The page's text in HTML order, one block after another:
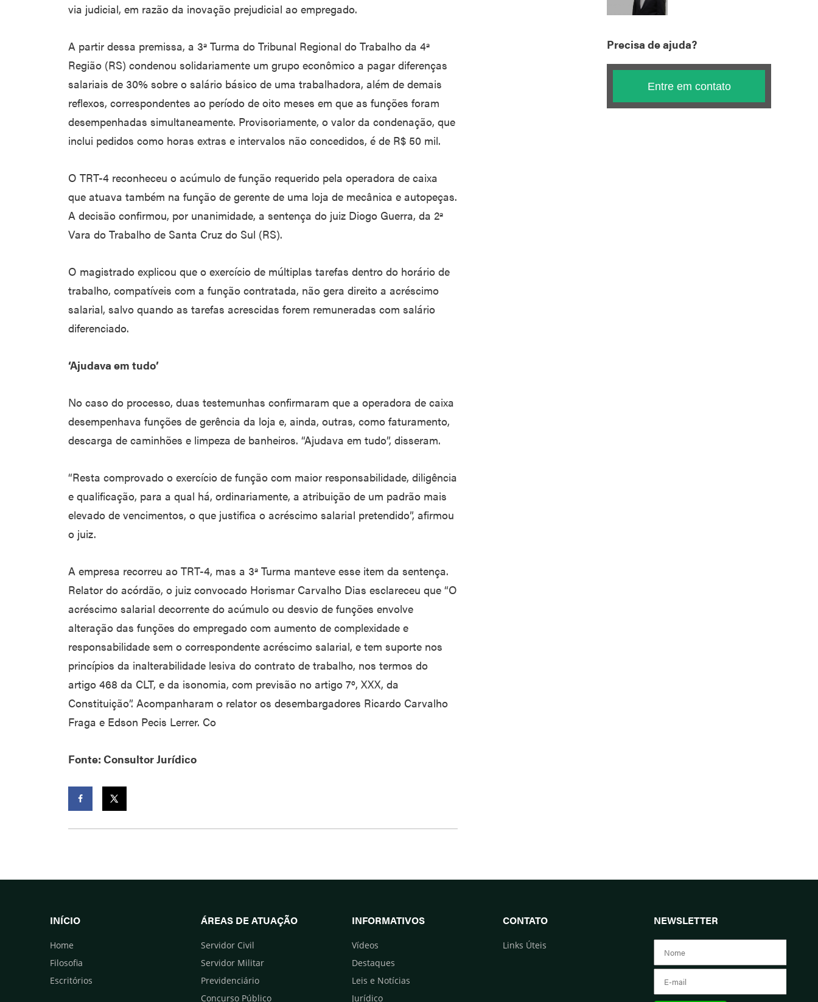
via judicial, em razão da inovação prejudicial ao empregado.
A partir dessa premissa, a 3ª Turma do Tribunal Regional do Trabalho da 4ª
Região (RS) condenou solidariamente um grupo econômico a pagar diferenças
salariais de 30% sobre o salário básico de uma trabalhadora, além de demais
reflexos, correspondentes ao período de oito meses em que as funções foram
desempenhadas simultaneamente. Provisoriamente, o valor da condenação, que
inclui pedidos como horas extras e intervalos não concedidos, é de R$ 50 mil.
O TRT-4 reconheceu o acúmulo de função requerido pela operadora de caixa
que atuava também na função de gerente de uma loja de mecânica e autopeças.
A decisão confirmou, por unanimidade, a sentença do juiz Diogo Guerra, da 2ª
Vara do Trabalho de Santa Cruz do Sul (RS).
O magistrado explicou que o exercício de múltiplas tarefas dentro do horário de
trabalho, compatíveis com a função contratada, não gera direito a acréscimo
salarial, salvo quando as tarefas acrescidas forem remuneradas com salário
diferenciado.
‘Ajudava em tudo’
No caso do processo, duas testemunhas confirmaram que a operadora de caixa
desempenhava funções de gerência da loja e, ainda, outras, como faturamento,
descarga de caminhões e limpeza de banheiros. “Ajudava em tudo”, disseram.
“Resta comprovado o exercício de função com maior responsabilidade, diligência
e qualificação, para a qual há, ordinariamente, a atribuição de um padrão mais
elevado de vencimentos, o que justifica o acréscimo salarial pretendido”, afirmou
o juiz.
A empresa recorreu ao TRT-4, mas a 3ª Turma manteve esse item da sentença.
Relator do acórdão, o juiz convocado Horismar Carvalho Dias esclareceu que “O
acréscimo salarial decorrente do acúmulo ou desvio de funções envolve
alteração das funções do empregado com aumento de complexidade e
responsabilidade sem o correspondente acréscimo salarial, e tem suporte nos
princípios da inalterabilidade lesiva do contrato de trabalho, nos termos do
artigo 468 da CLT, e da isonomia, com previsão no artigo 7º, XXX, da
Constituição”. Acompanharam o relator os desembargadores Ricardo Carvalho
Fraga e Edson Pecis Lerrer. Co
Fonte: Consultor Jurídico
Precisa de ajuda?
Entre em contato
INÍCIO
Home
Filosofia
Escritórios
ÁREAS DE ATUAÇÃO
Servidor Civil
Servidor Militar
Previdenciário
Concurso Público
INFORMATIVOS
Vídeos
Destaques
Leis e Notícias
Jurídico
CONTATO
Links Úteis
NEWSLETTER